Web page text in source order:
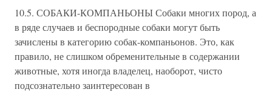
10.5. СОБАКИ-КОМПАНЬОНЫ Собаки многих пород, а
в ряде случаев и беспородные собаки могут быть
зачислены в категорию собак-компаньонов. Это, как
правило, не слишком обременительные в содержании
животные, хотя иногда владелец, наоборот, чисто
подсознательно заинтересован в